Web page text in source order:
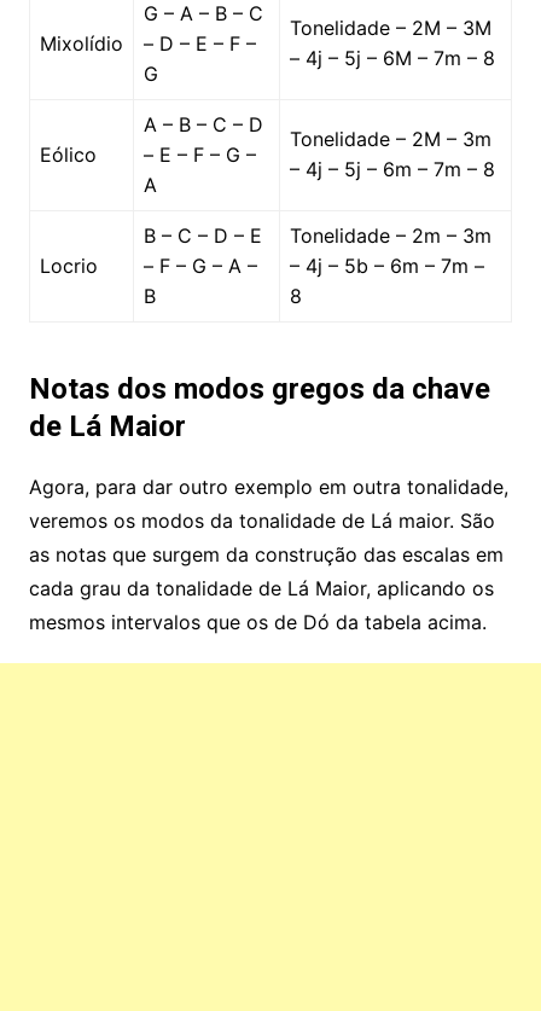
Mixolídio
G – A – B – C
– D – E – F –
G
Tonelidade – 2M – 3M
– 4j – 5j – 6M – 7m – 8
Eólico
A – B – C – D
– E – F – G –
A
Tonelidade – 2M – 3m
– 4j – 5j – 6m – 7m – 8
Locrio
B – C – D – E
– F – G – A –
B
Tonelidade – 2m – 3m
– 4j – 5b – 6m – 7m –
8
Notas dos modos gregos da chave
de Lá Maior
Agora, para dar outro exemplo em outra tonalidade,
veremos os modos da tonalidade de Lá maior. São
as notas que surgem da construção das escalas em
cada grau da tonalidade de Lá Maior, aplicando os
mesmos intervalos que os de Dó da tabela acima.